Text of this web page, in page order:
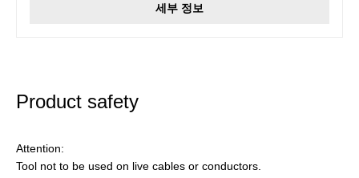
세부 정보
Product safety
Attention:
Tool not to be used on live cables or conductors.